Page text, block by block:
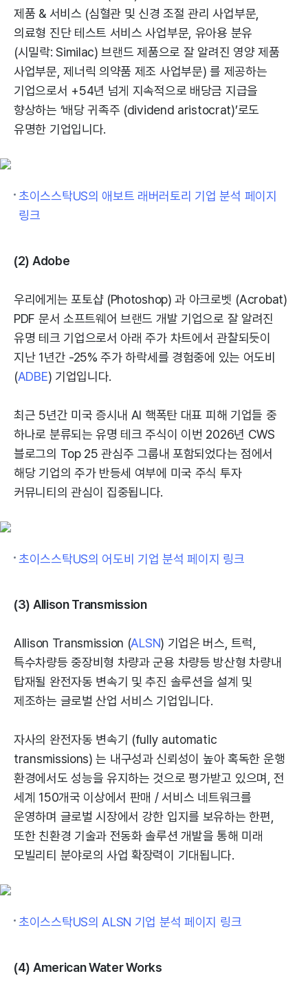
제품 & 서비스 (심혈관 및 신경 조절 관리 사업부문,
의료형 진단 테스트 서비스 사업부문, 유아용 분유
(시밀락: Similac) 브랜드 제품으로 잘 알려진 영양 제품
사업부문, 제너릭 의약품 제조 사업부문) 를 제공하는
기업으로서 +54년 넘게 지속적으로 배당금 지급을
향상하는 ‘배당 귀족주 (dividend aristocrat)’로도
유명한 기업입니다.
초이스스탁US의 애보트 래버러토리 기업 분석 페이지
링크
(2) Adobe
우리에게는 포토샵 (Photoshop) 과 아크로벳 (Acrobat)
PDF 문서 소프트웨어 브랜드 개발 기업으로 잘 알려진
유명 테크 기업으로서 아래 주가 차트에서 관찰되듯이
지난 1년간 -25% 주가 하락세를 경험중에 있는 어도비
(ADBE) 기업입니다.
최근 5년간 미국 증시내 AI 핵폭탄 대표 피해 기업들 중
하나로 분류되는 유명 테크 주식이 이번 2026년 CWS
블로그의 Top 25 관심주 그룹내 포함되었다는 점에서
해당 기업의 주가 반등세 여부에 미국 주식 투자
커뮤니티의 관심이 집중됩니다.
초이스스탁US의 어도비 기업 분석 페이지 링크
(3) Allison Transmission
Allison Transmission (ALSN) 기업은 버스, 트럭,
특수차량등 중장비형 차량과 군용 차량등 방산형 차량내
탑재될 완전자동 변속기 및 추진 솔루션을 설계 및
제조하는 글로벌 산업 서비스 기업입니다.
자사의 완전자동 변속기 (fully automatic
transmissions) 는 내구성과 신뢰성이 높아 혹독한 운행
환경에서도 성능을 유지하는 것으로 평가받고 있으며, 전
세계 150개국 이상에서 판매 / 서비스 네트워크를
운영하며 글로벌 시장에서 강한 입지를 보유하는 한편,
또한 친환경 기술과 전동화 솔루션 개발을 통해 미래
모빌리티 분야로의 사업 확장력이 기대됩니다.
초이스스탁US의 ALSN 기업 분석 페이지 링크
(4) American Water Works